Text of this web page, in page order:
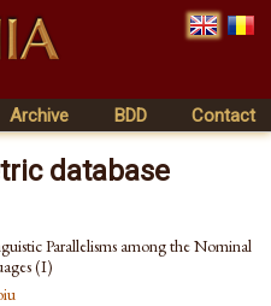
Archive BDD Contact
database
Parallelisms among the Nominal
(I)